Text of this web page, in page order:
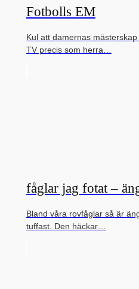
Fotbolls EM
Kul att damernas
TV precis som herra…
fåglar jag fotat –
Bland våra rovfåglar så är
tuffast. Den häckar…